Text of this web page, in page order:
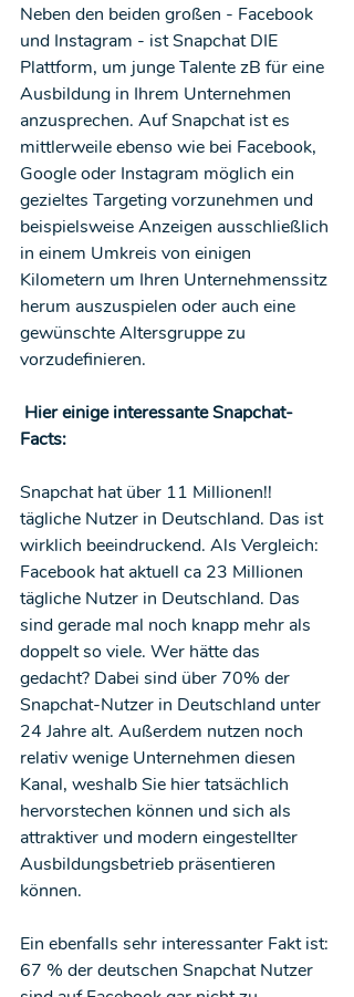
Neben den beiden großen - Facebook
und Instagram - ist Snapchat DIE
Plattform, um junge Talente zB für eine
Ausbildung in Ihrem Unternehmen
anzusprechen. Auf Snapchat ist es
mittlerweile ebenso wie bei Facebook,
Google oder Instagram möglich ein
gezieltes Targeting vorzunehmen und
beispielsweise Anzeigen ausschließlich
in einem Umkreis von einigen
Kilometern um Ihren Unternehmenssitz
herum auszuspielen oder auch eine
gewünschte Altersgruppe zu
vorzudefinieren.
Hier einige interessante Snapchat-
Facts:
Snapchat hat über 11 Millionen!!
tägliche Nutzer in Deutschland. Das ist
wirklich beeindruckend. Als Vergleich:
Facebook hat aktuell ca 23 Millionen
tägliche Nutzer in Deutschland. Das
sind gerade mal noch knapp mehr als
doppelt so viele. Wer hätte das
gedacht? Dabei sind über 70% der
Snapchat-Nutzer in Deutschland unter
24 Jahre alt. Außerdem nutzen noch
relativ wenige Unternehmen diesen
Kanal, weshalb Sie hier tatsächlich
hervorstechen können und sich als
attraktiver und modern eingestellter
Ausbildungsbetrieb präsentieren
können.
Ein ebenfalls sehr interessanter Fakt ist:
67 % der deutschen Snapchat Nutzer